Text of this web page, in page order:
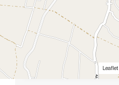
Leaflet